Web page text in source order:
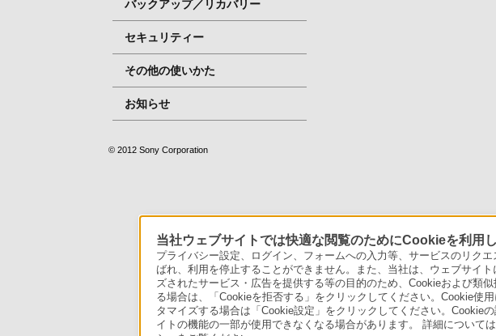
バックアップ／リカバリー
セキュリティー
その他の使いかた
お知らせ
© 2012 Sony Corporation
当社ウェブサイトでは快適な閲覧のためにCookieを利用し
プライバシー設定、ログイン、フォームへの入力等、サービスのリク
ばれ、利用を停止することができません。また、当社は、ウェブサイ
ズされたサービス・広告を提供する等の目的のため、Cookieおよび類
る場合は、「Cookieを拒否する」をクリックしてください。Cookie使
タマイズする場合は「Cookie設定」をクリックしてください。Cookie
イトの機能の一部が使用できなくなる場合があります。 詳細について